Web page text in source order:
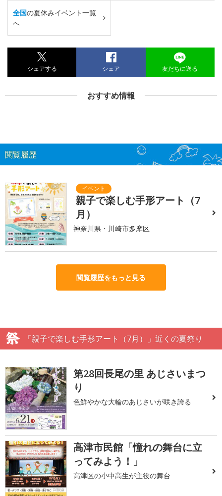
全国の夏休みイベント一覧
へ
シェアする シェア 友だちに送る
おすすめ情報
閲覧履歴
親子で楽しむ手形アート（7
月）
神奈川県・川崎市多摩区
閲覧履歴をもっと見る
「親子で楽しむ手形アート（7月）」近くの夏祭り
第28回長尾の里 あじさいまつ
り
色鮮やかな大輪のあじさいが咲き誇る
高津市民館「憧れの舞台に立
ってみよう！」
高津区の小中高生が主役の舞台